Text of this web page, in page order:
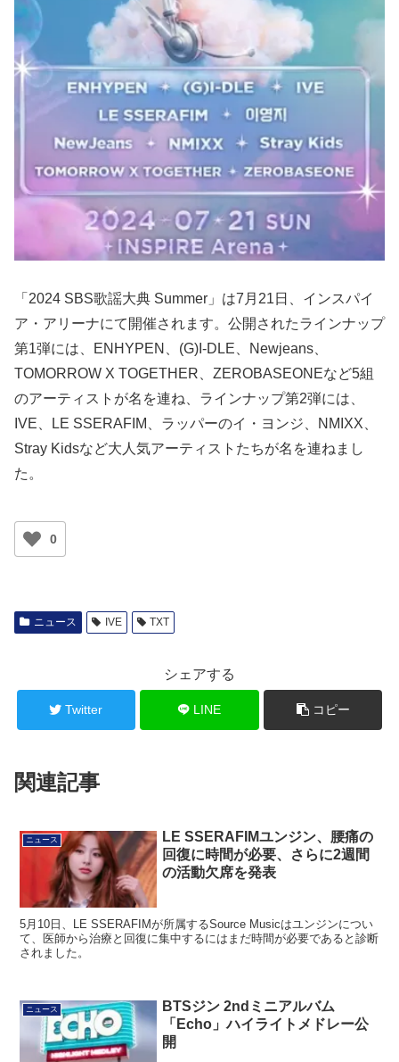
「2024 SBS歌謡大典 Summer」は7月21日、インスパイ
ア・アリーナにて開催されます。公開されたラインナップ
第1弾には、ENHYPEN、(G)I-DLE、Newjeans、
TOMORROW X TOGETHER、ZEROBASEONEなど5組
のアーティストが名を連ね、ラインナップ第2弾には、
IVE、LE SSERAFIM、ラッパーのイ・ヨンジ、NMIXX、
Stray Kidsなど大人気アーティストたちが名を連ねまし
た。
0
ニュース IVE TXT
シェアする
Twitter LINE コピー
関連記事
ニュース
LE SSERAFIMユンジン、腰痛の
回復に時間が必要、さらに2週間
の活動欠席を発表
5月10日、LE SSERAFIMが所属するSource Musicはユンジンについ
て、医師から治療と回復に集中するにはまだ時間が必要であると診断
されました。
ニュース
BTSジン 2ndミニアルバム
「Echo」ハイライトメドレー公
開